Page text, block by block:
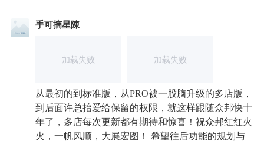
手可摘星陳
加载失败 加载失败
从最初的到标准版，从PRO被一股脑升级的多店版，
到后面许总抬爱给保留的权限，就这样跟随众邦快十
年了，多店每次更新都有期待和惊喜！祝众邦红红火
火，一帆风顺，大展宏图！ 希望往后功能的规划与